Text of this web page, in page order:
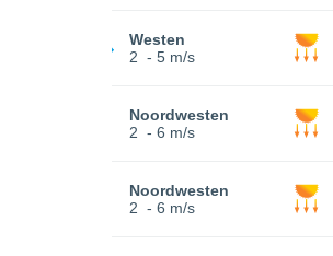
Westen
2 - 5 m/s
Noordwesten
2 - 6 m/s
Noordwesten
2 - 6 m/s